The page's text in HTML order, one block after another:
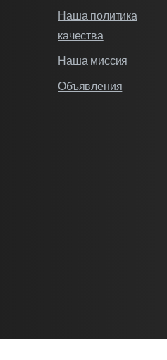
Наша политика
качества
Наша миссия
Объявления